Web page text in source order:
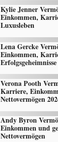
Kylie Jenner
Einkommen,
Luxusleben
Lena Gercke
Einkommen,
Erfolgsgeheimnisse
Verona Pooth
Karriere,
Nettovermögen
Andy Byron
Einkommen und
Nettovermögen